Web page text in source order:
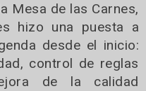
Mesa de las Carnes,
hizo una puesta a
desde el inicio:
control de reglas
de la calidad